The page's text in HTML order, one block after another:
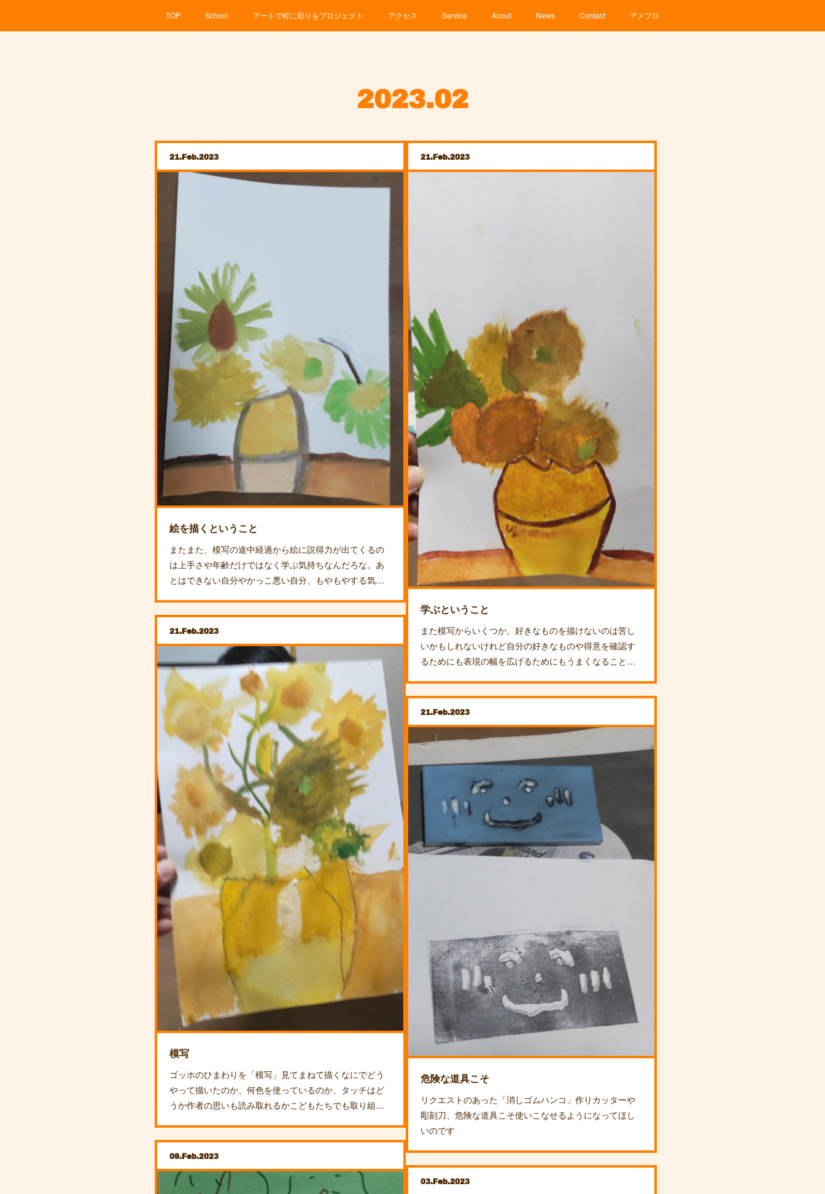
TOP School アートで町に彩りをプロジェクト アクセス Service About News Contact アメブロ
2023.02
21 Feb 2023
絵を描くということ
またまた、模写の途中経過から絵に説得力が出てくるの
は上手さや年齢だけではなく学ぶ気持ちなんだろな。あ
とはできない自分やかっこ悪い自分、もやもやする気…
21 Feb 2023
学ぶということ
また模写からいくつか。好きなものを描けないのは苦し
いかもしれないけれど自分の好きなものや得意を確認す
るためにも表現の幅を広げるためにもうまくなること…
21 Feb 2023
模写
ゴッホのひまわりを「模写」見てまねて描くなにでどう
やって描いたのか、何色を使っているのか、タッチはど
うか作者の思いも読み取れるかこどもたちでも取り組…
21 Feb 2023
危険な道具こそ
リクエストのあった「消しゴムハンコ」作りカッターや
彫刻刀、危険な道具こそ使いこなせるようになってほし
いのです
09 Feb 2023
03 Feb 2023